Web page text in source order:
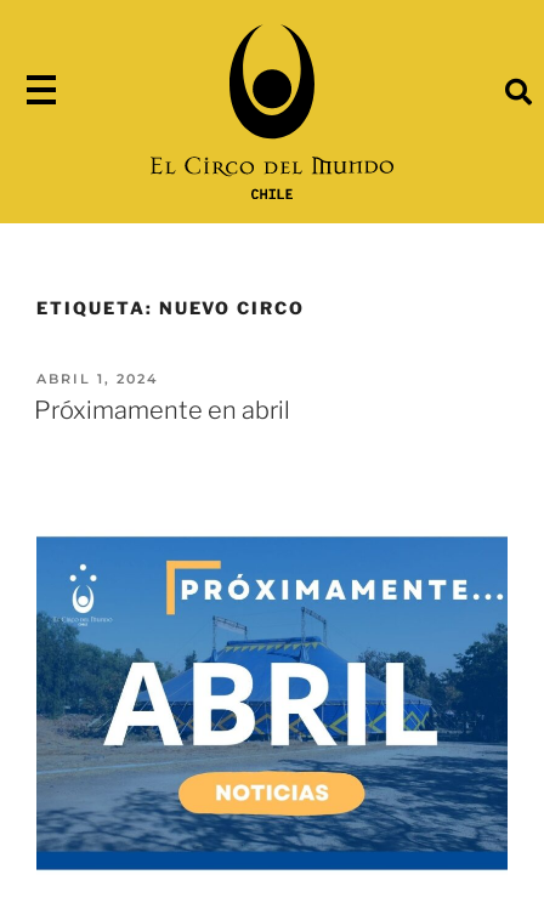
ETIQUETA: NUEVO CIRCO
ABRIL 1, 2024
Próximamente en abril